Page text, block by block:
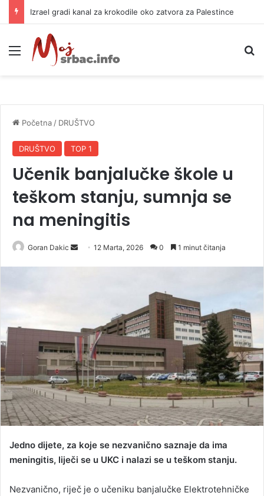
Izrael gradi kanal za krokodile oko zatvora za Palestince
Meni
Početna / DRUŠTVO
DRUŠTVO TOP 1
Učenik banjalučke škole u
teškom stanju, sumnja se
na meningitis
Goran Dakic
e
a
i
l
12 Marta, 2026 0 1 minut čitanja
Jedno dijete, za koje se nezvanično saznaje da ima
meningitis, liječi se u UKC i nalazi se u teškom stanju.
Nezvanično, riječ je o učeniku banjalučke Elektrotehničke